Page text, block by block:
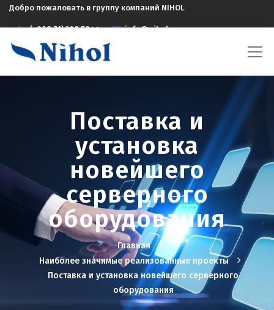
Добро пожаловать в группу компаний NIHOL
(+998 71) 208 5844 info@nihol.uz
Поставка и
установка
новейшего
серверного
оборудования
Главная
Наиболее значимые реализованные проекты
Поставка и установка новейшего серверного
оборудования